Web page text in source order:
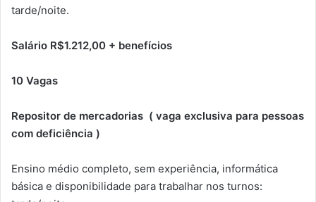
tarde/noite.
Salário R$1.212,00 + benefícios
10 Vagas
Repositor de mercadorias ( vaga exclusiva para pessoas
com deficiência )
Ensino médio completo, sem experiência, informática
básica e disponibilidade para trabalhar nos turnos: